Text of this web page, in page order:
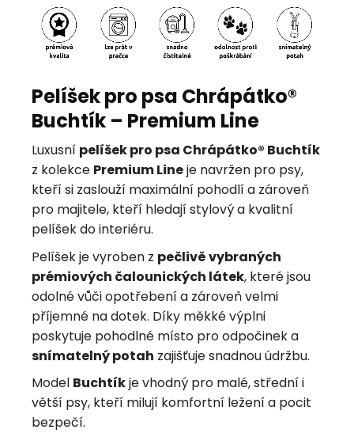
Pelíšek pro psa Chrápátko®
Buchtík – Premium Line
Luxusní pelíšek pro psa Chrápátko® Buchtík
z kolekce Premium Lineje navržen pro psy,
kteří si zaslouží maximální pohodlí a zároveň
pro majitele, kteří hledají stylový a kvalitní
pelíšek do interiéru.
Pelíšek je vyroben z pečlivě vybraných
prémiových čalounických látek, které jsou
odolné vůči opotřebení a zároveň velmi
příjemné na dotek. Díky měkké výplni
poskytuje pohodlné místo pro odpočinek a
snímatelný potah zajišťuje snadnou údržbu.
Model Buchtíkje vhodný pro malé, střední i
větší psy, kteří milují komfortní ležení a pocit
bezpečí.